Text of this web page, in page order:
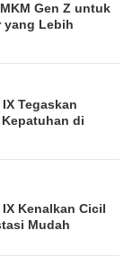
Gen Z untuk
yang Lebih
Tegaskan
di
Kenalkan Cicil
Mudah